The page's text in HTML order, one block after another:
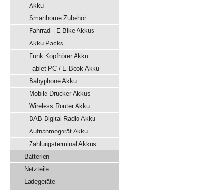
Akku
Smarthome Zubehör
Fahrrad - E-Bike Akkus
Akku Packs
Funk Kopfhörer Akku
Tablet PC / E-Book Akku
Babyphone Akku
Mobile Drucker Akkus
Wireless Router Akku
DAB Digital Radio Akku
Aufnahmegerät Akku
Zahlungsterminal Akkus
Batterien
Netzteile
Ladegeräte